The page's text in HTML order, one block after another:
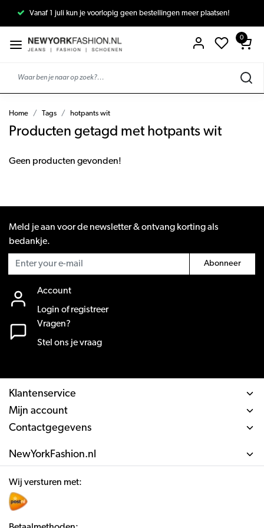
Vanaf 1 juli kun je voorlopig geen bestellingen meer plaatsen!
0
Home Tags hotpants wit
Producten getagd met hotpants wit
Geen producten gevonden!
Meld je aan voor de newsletter & ontvang korting als
bedankje.
Abonneer
Account
Login of registreer
Vragen?
Stel ons je vraag
Klantenservice
Mijn account
Contactgegevens
NewYorkFashion.nl
Wij versturen met: